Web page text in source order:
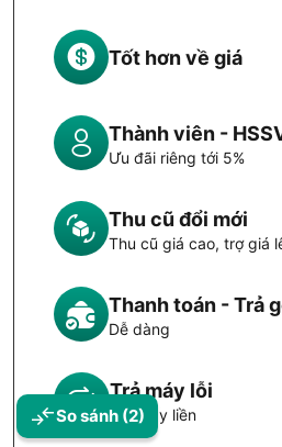
So sánh (2)
Tốt hơn về giá
Thành viên -
Ưu đãi riêng tới 5%
Thu cũ đổi mới
Thu cũ giá cao, trợ giá
Thanh toán - Trả
Dễ dàng
Trả máy lỗi
Đổi máy liền